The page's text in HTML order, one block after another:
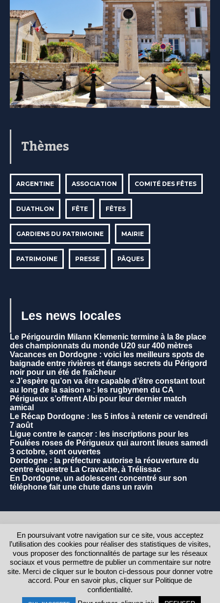
Thèmes
ARGENTINE ASSOCIATION COMITÉ DES FÊTES
DUATHLON FÊTE FÊTES
GARDIENS DU PATRIMOINE MAIRIE
PATRIMOINE PRESSE PÂQUES
Les news locales
Le Périgourdin Milann Klemenic termine à la 8e place
des championnats du monde U20 sur 400 mètres
Vacances en Dordogne : voici les meilleurs spots de
baignade entre rivières et étangs secrets du Périgord
noir pour un été de fraîcheur
« J’espère qu’on va être capable d’être constant tout
au long de la saison » : les rugbymen du CA
Périgueux s’offrent Albi pour leur dernier match
amical
Le Récap Dordogne : les 5 infos à retenir ce vendredi
7 août
Ligue contre le cancer : les inscriptions pour les
Foulées roses de Périgueux qui auront lieues samedi
3 octobre, sont ouvertes
Dordogne : la préfecture autorise la réouverture du
centre équestre La Cravache, à Trélissac
En Dordogne, un adolescent concentré sur son
téléphone fait une chute dans un ravin
RETOUR AU HAUT DE LA PAGE
Contact
Informations légales
Admin.
En poursuivant votre navigation sur ce site, vous acceptez
l’utilisation des cookies pour réaliser des statistiques de visites,
vous proposer des fonctionnalités de partage sur les réseaux
sociaux et vous permettre de publier un commentaire sur notre
site. Merci de cliquer sur le bouton ci-dessous pour donner votre
accord. Pour en savoir plus, cliquer sur Politique de
confidentialité.